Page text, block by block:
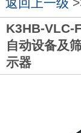
K3HB-VLC-
自动设备及
示器